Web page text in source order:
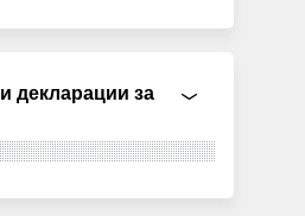
декларации за